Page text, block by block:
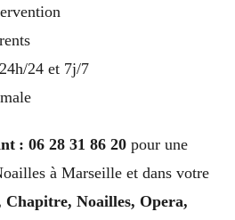
24 et 7j/7
: 06 28 31 86 20pour une
à Marseille et dans votre
Chapitre, Noailles, Opera,